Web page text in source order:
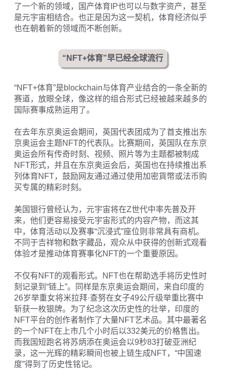
了一个新的领域，国产体育IP也可以与数字资产，甚至
是元宇宙相结合。也正是因为这一契机，体育经济似乎
也在朝着新的领域而不断创新。
“NFT+体育”早已经全球流行
“NFT+体育”是blockchain与体育产业结合的一条全新的
赛道，放眼全球，像这样的组合形式已经被越来越多的
国际赛事成熟运用了。
在去年东京奥运会期间，英国代表团成为了首支推出东
京奥运会主题NFT的代表队。比赛期间，英国队在东京
奥运会所有传奇时刻、视频、照片等为主题都被制成
NFT形式，并且在东京奥运会后，英国也在持续推出系
列体育NFT，鼓励网友通过通过使用加密貨幣或法币购
买专属的精彩时刻。
美国银行曾经认为，元宇宙将在Z世代中率先普及开
来，他们更容易接受元宇宙形式的内容产物，而这其
中，体育活动以及赛事“沉浸式”座位则非常具有商机。
不同于吉祥物和数字藏品，观众从中获得的创新式观看
体验才是推动体育赛事化NFT的一个重要原因。
不仅有NFT的观看形式。NFT也在帮助选手将历史性时
刻记录到“链上”。同样是东京奥运会期间，来自印度的
26岁举重女将米拉拜·查努在女子49公斤级举重比赛中
斩获一枚银牌。为了纪念这次历史性的壮举，印度的
NFT平台的创作者制作了大量NFT艺术品。其中最著名
的一个NFT在上市几个小时后以332美元的价格售出。
而我国短跑名将苏炳添在奥运会以9秒83打破亚洲纪
录，这一光辉的精彩瞬间也被上链生成NFT，“中国速
度”得到了历史性铭记。